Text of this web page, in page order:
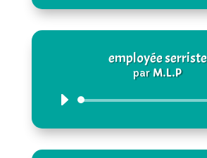
employée serriste
parM.L.P
Lecteur